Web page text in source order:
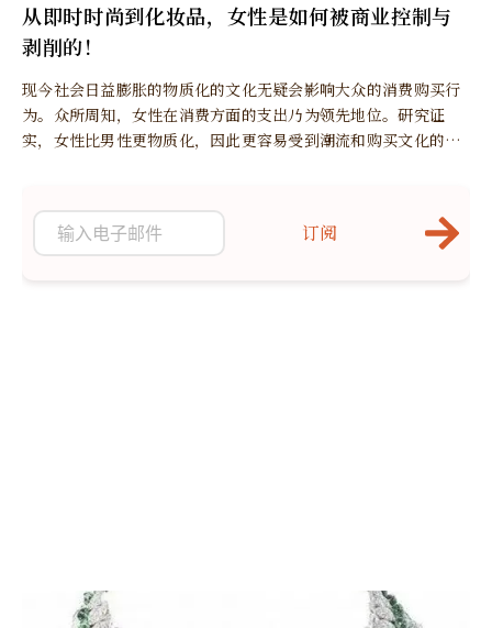
从即时时尚到化妆品，女性是如何被商业控制与
剥削的！
现今社会日益膨胀的物质化的文化无疑会影响大众的消费购买行
为。众所周知，女性在消费方面的支出乃为领先地位。研究证
实，女性比男性更物质化，因此更容易受到潮流和购买文化的影
订阅